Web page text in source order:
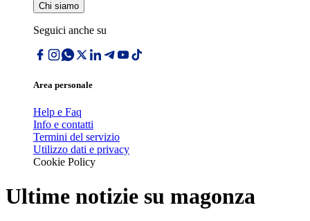
Chi siamo
Seguici anche su
Area personale
Help e Faq
Info e contatti
Termini del servizio
Utilizzo dati e privacy
Cookie Policy
Ultime notizie su magonza